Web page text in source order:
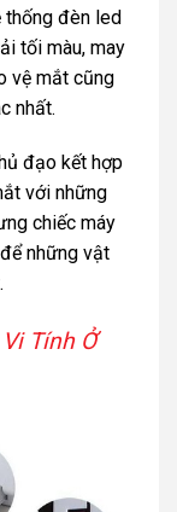
thống đèn led
tối màu, may
vệ mắt cũng
nhất.
đạo kết hợp
với những
chiếc máy
những vật
Tính Ở